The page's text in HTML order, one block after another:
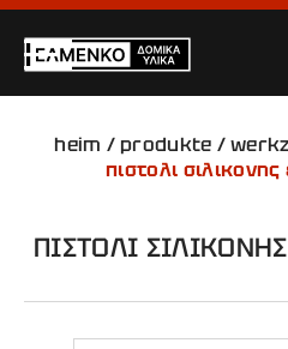
heim /produkte /
πιστολι
ΠΙΣΤΟΛΙ